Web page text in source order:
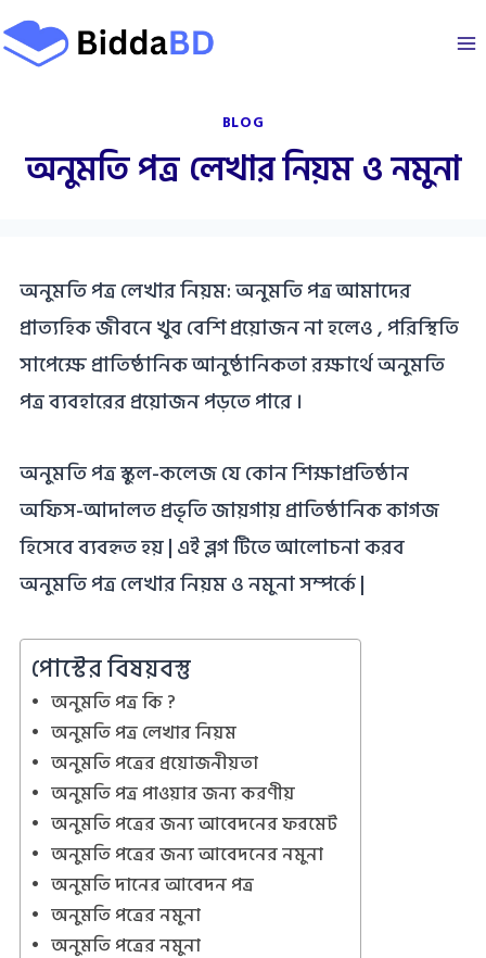
Skip
to
BLOG
অনুমতি পত্র লেখার নিয়ম ও নমুনা
অনুমতি পত্র লেখার নিয়ম: অনুমতি পত্র আমাদের
প্রাত্যহিক জীবনে খুব বেশি প্রয়োজন না হলেও , পরিস্থিতি
সাপেক্ষে প্রাতিষ্ঠানিক আনুষ্ঠানিকতা রক্ষার্থে অনুমতি
পত্র ব্যবহারের প্রয়োজন পড়তে পারে ।
অনুমতি পত্র স্কুল-কলেজ যে কোন শিক্ষাপ্রতিষ্ঠান
অফিস-আদালত প্রভৃতি জায়গায় প্রাতিষ্ঠানিক কাগজ
হিসেবে ব্যবহৃত হয় | এই ব্লগ টিতে আলোচনা করব
অনুমতি পত্র লেখার নিয়ম ও নমুনা সম্পর্কে |
পোস্টের বিষয়বস্তু
অনুমতি পত্র কি ?
অনুমতি পত্র লেখার নিয়ম
অনুমতি পত্রের প্রয়োজনীয়তা
অনুমতি পত্র পাওয়ার জন্য করণীয়
অনুমতি পত্রের জন্য আবেদনের ফরমেট
অনুমতি পত্রের জন্য আবেদনের নমুনা
অনুমতি দানের আবেদন পত্র
অনুমতি পত্রের নমুনা
অনুমতি পত্রের নমুনা